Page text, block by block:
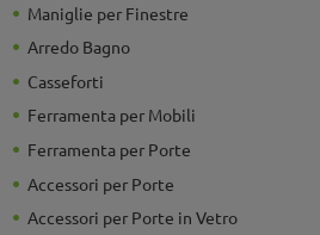
Maniglie per Finestre
Arredo Bagno
Casseforti
Ferramenta per Mobili
Ferramenta per Porte
Accessori per Porte
Accessori per Porte in Vetro